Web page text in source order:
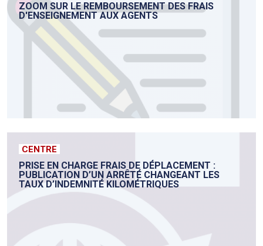
ZOOM SUR LE REMBOURSEMENT DES FRAIS
D'ENSEIGNEMENT AUX AGENTS
CENTRE
PRISE EN CHARGE FRAIS DE DÉPLACEMENT :
PUBLICATION D’UN ARRÊTÉ CHANGEANT LES
TAUX D’INDEMNITÉ KILOMÉTRIQUES